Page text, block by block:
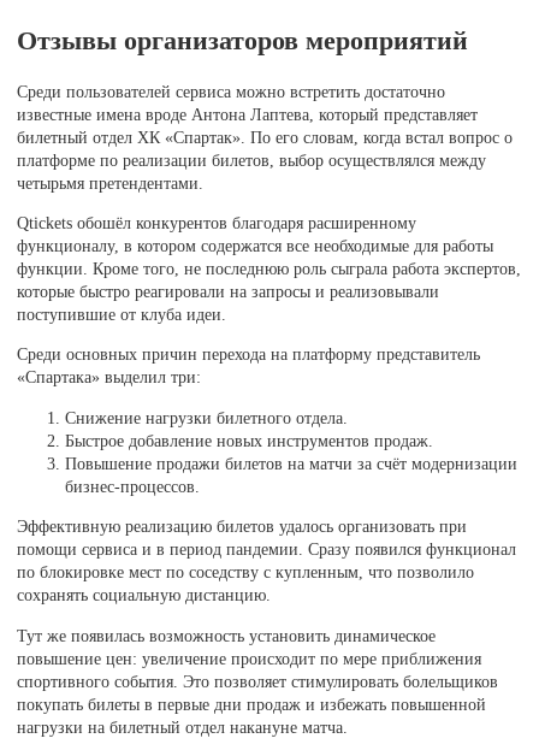
Отзывы организаторов мероприятий
Среди пользователей сервиса можно встретить достаточно
известные имена вроде Антона Лаптева, который представляет
билетный отдел ХК «Спартак». По его словам, когда встал вопрос о
платформе по реализации билетов, выбор осуществлялся между
четырьмя претендентами.
Qtickets обошёл конкурентов благодаря расширенному
функционалу, в котором содержатся все необходимые для работы
функции. Кроме того, не последнюю роль сыграла работа экспертов,
которые быстро реагировали на запросы и реализовывали
поступившие от клуба идеи.
Среди основных причин перехода на платформу представитель
«Спартака» выделил три:
Снижение нагрузки билетного отдела.
Быстрое добавление новых инструментов продаж.
Повышение продажи билетов на матчи за счёт модернизации
бизнес-процессов.
Эффективную реализацию билетов удалось организовать при
помощи сервиса и в период пандемии. Сразу появился функционал
по блокировке мест по соседству с купленным, что позволило
сохранять социальную дистанцию.
Тут же появилась возможность установить динамическое
повышение цен: увеличение происходит по мере приближения
спортивного события. Это позволяет стимулировать болельщиков
покупать билеты в первые дни продаж и избежать повышенной
нагрузки на билетный отдел накануне матча.